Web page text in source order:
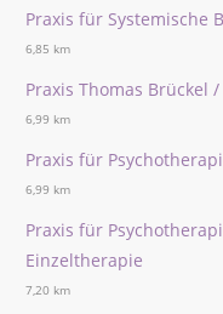
Praxis für Systemische
6,85 km
Praxis Thomas Brückel
6,99 km
Praxis für
6,99 km
Praxis für
Einzeltherapie
7,20 km